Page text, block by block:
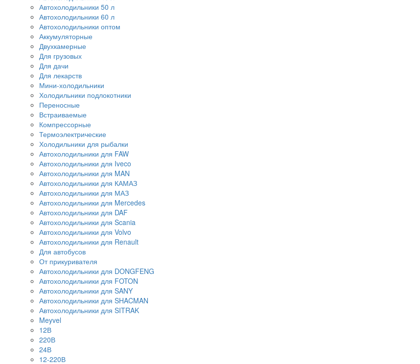
Автохолодильники 50 л
Автохолодильники 60 л
Автохолодильники оптом
Аккумуляторные
Двухкамерные
Для грузовых
Для дачи
Для лекарств
Мини-холодильники
Холодильники подлокотники
Переносные
Встраиваемые
Компрессорные
Термоэлектрические
Холодильники для рыбалки
Автохолодильники для FAW
Автохолодильники для Iveco
Автохолодильники для MAN
Автохолодильники для КАМАЗ
Автохолодильники для МАЗ
Автохолодильники для Mercedes
Автохолодильники для DAF
Автохолодильники для Scania
Автохолодильники для Volvo
Автохолодильники для Renault
Для автобусов
От прикуривателя
Автохолодильники для DONGFENG
Автохолодильники для FOTON
Автохолодильники для SANY
Автохолодильники для SHACMAN
Автохолодильники для SITRAK
Meyvel
12В
220В
24В
12-220В